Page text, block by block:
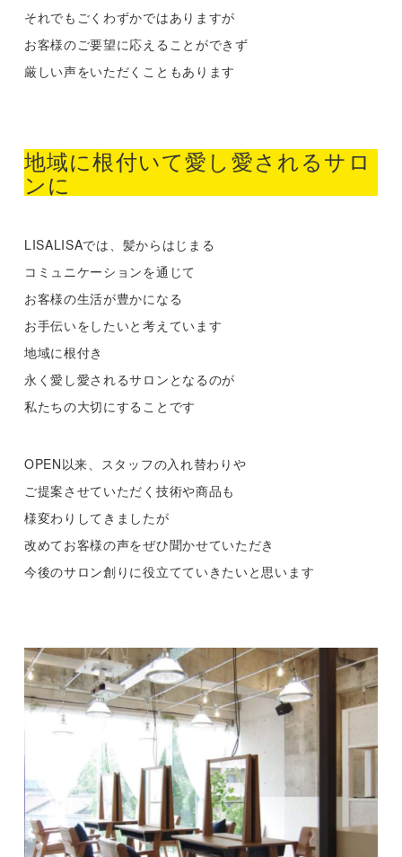
それでもごくわずかではありますが
お客様のご要望に応えることができず
厳しい声をいただくこともあります
地域に根付いて愛し愛されるサロ
ンに
LISALISAでは、髪からはじまる
コミュニケーションを通じて
お客様の生活が豊かになる
お手伝いをしたいと考えています
地域に根付き
永く愛し愛されるサロンとなるのが
私たちの大切にすることです
OPEN以来、スタッフの入れ替わりや
ご提案させていただく技術や商品も
様変わりしてきましたが
改めてお客様の声をぜひ聞かせていただき
今後のサロン創りに役立てていきたいと思います